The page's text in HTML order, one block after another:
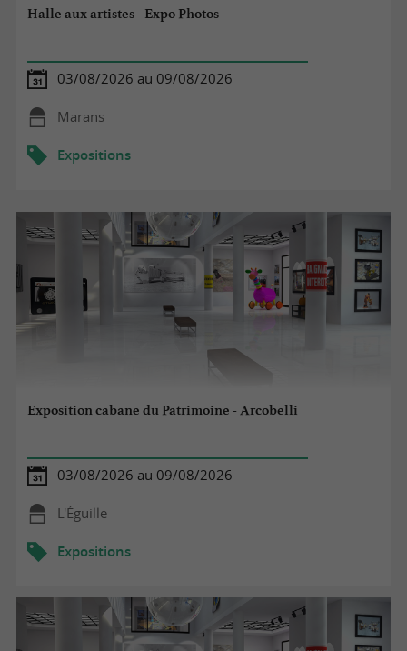
Halle aux artistes - Expo Photos
03/08/2026 au 09/08/2026
Marans
Expositions
Exposition cabane du Patrimoine - Arcobelli
03/08/2026 au 09/08/2026
L'Éguille
Expositions